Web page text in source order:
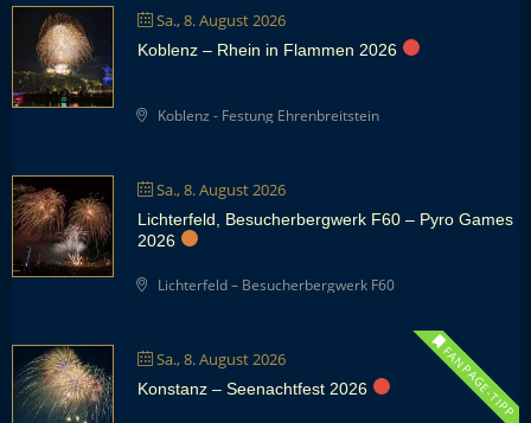
Sa., 8. August 2026
Koblenz – Rhein in Flammen 2026
Koblenz - Festung Ehrenbreitstein
Sa., 8. August 2026
Lichterfeld, Besucherbergwerk F60 – Pyro Games
2026
Lichterfeld – Besucherbergwerk F60
Sa., 8. August 2026 FANPAGE-TIPP
Konstanz – Seenachtfest 2026